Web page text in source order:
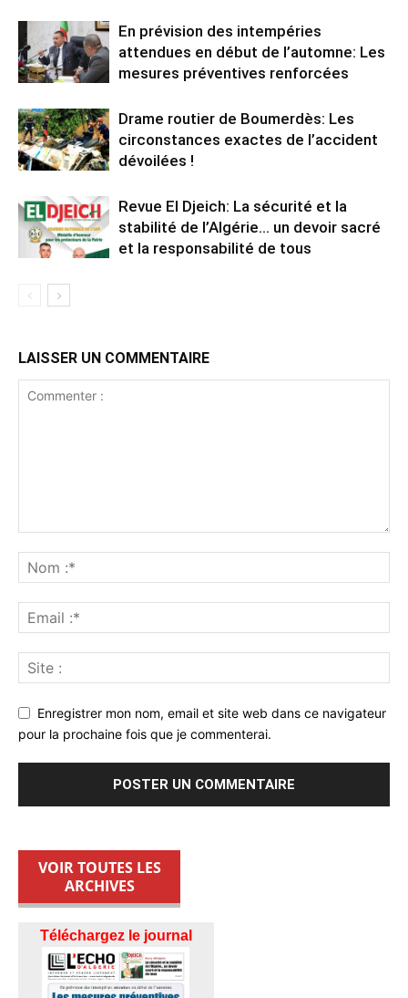
En prévision des intempéries
attendues en début de l’automne: Les
mesures préventives renforcées
Drame routier de Boumerdès: Les
circonstances exactes de l’accident
dévoilées !
Revue El Djeich: La sécurité et la
stabilité de l’Algérie… un devoir sacré
et la responsabilité de tous
LAISSER UN COMMENTAIRE
Enregistrer mon nom, email et site web dans ce navigateur
pour la prochaine fois que je commenterai.
VOIR TOUTES LES
ARCHIVES